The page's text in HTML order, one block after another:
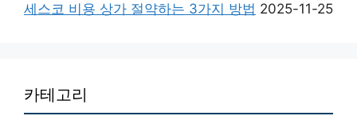
세스코 비용 상가 절약하는 3가지 방법 2025-11-25
카테고리